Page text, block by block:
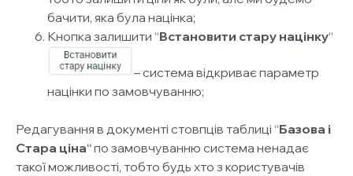
бачити, яка була націнка;
Кнопка залишити “Встановити стару націнку“
– система відкриває параметр
націнки по замовчуванню;
Редагування в документі стовпців таблиці “Базова і
Стара ціна“по замовчуванню система ненадає
такої можливості, тобто будь хто з користувачів